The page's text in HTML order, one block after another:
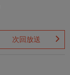
次回放送